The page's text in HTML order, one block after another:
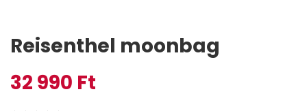
Reisenthel moonbag
32 990 Ft